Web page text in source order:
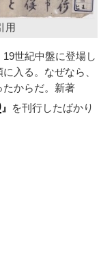
用
世紀中盤に登場し
入る。なぜなら、
たからだ。新著
』 を刊行したばかり